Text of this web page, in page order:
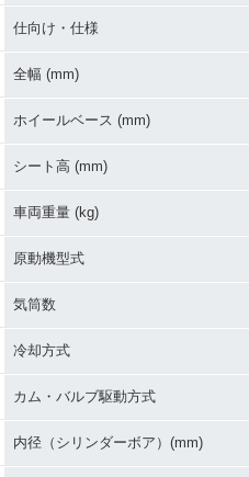
場
仕向け・仕様
全幅 (mm)
ホイールベース (mm)
シート高 (mm)
車両重量 (kg)
原動機型式
気筒数
冷却方式
カム・バルブ駆動方式
内径（シリンダーボア）(mm)